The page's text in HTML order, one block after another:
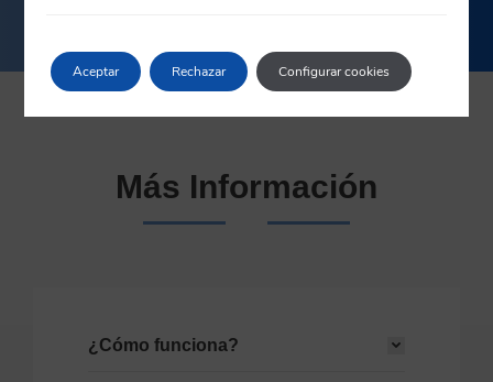
Más Información
¿Cómo funciona?
Aceptar Rechazar Configurar cookies